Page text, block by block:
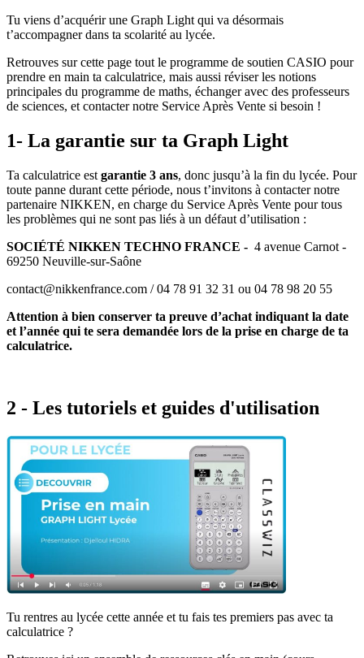
Tu viens d’acquérir une Graph Light qui va désormais
t’accompagner dans ta scolarité au lycée.
Retrouves sur cette page tout le programme de soutien CASIO pour
prendre en main ta calculatrice, mais aussi réviser les notions
principales du programme de maths, échanger avec des professeurs
de sciences, et contacter notre Service Après Vente si besoin !
1- La garantie sur ta Graph Light
Ta calculatrice est garantie 3 ans, donc jusqu’à la fin du lycée. Pour
toute panne durant cette période, nous t’invitons à contacter notre
partenaire NIKKEN, en charge du Service Après Vente pour tous
les problèmes qui ne sont pas liés à un défaut d’utilisation :
SOCIÉTÉ NIKKEN TECHNO FRANCE - 4 avenue Carnot -
69250 Neuville-sur-Saône
contact@nikkenfrance.com / 04 78 91 32 31 ou 04 78 98 20 55
Attention à bien conserver ta preuve d’achat indiquant la date
et l’année qui te sera demandée lors de la prise en charge de ta
calculatrice.
2 - Les tutoriels et guides d'utilisation
Tu rentres au lycée cette année et tu fais tes premiers pas avec ta
calculatrice ?